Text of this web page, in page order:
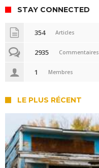
STAY CONNECTED
354 Articles
2935 Commentaires
1 Membres
LE PLUS RÉCENT